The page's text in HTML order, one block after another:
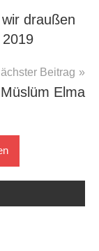
draußen
2019
Beitrag
Elma